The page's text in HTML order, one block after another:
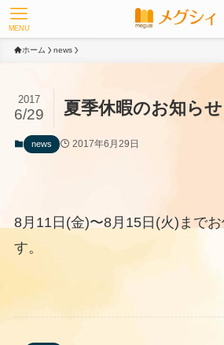
MENU
ホーム news
夏季休暇のお知らせ
2017
6/29
news 2017年6月29日
8月11日(金)〜8月15日(火)まで
す。